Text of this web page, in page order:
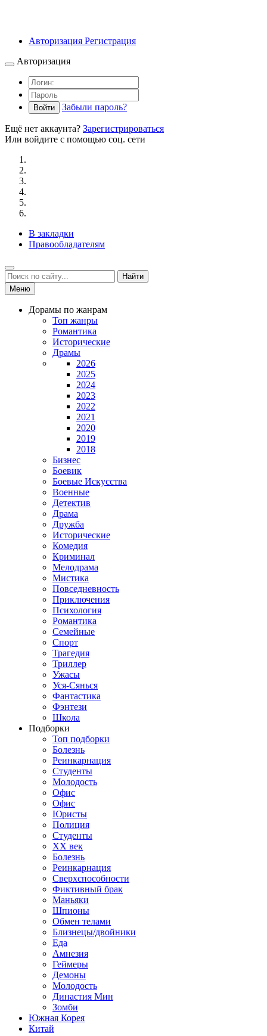
Авторизация Регистрация
Авторизация
Войти Забыли пароль?
Ещё нет аккаунта? Зарегистрироваться
Или войдите с помощью соц. сети
В закладки
Правообладателям
Найти
Меню
Дорамы по жанрам
Топ жанры
Романтика
Исторические
Драмы
2026
2025
2024
2023
2022
2021
2020
2019
2018
Бизнес
Боевик
Боевые Искусства
Военные
Детектив
Драма
Дружба
Исторические
Комедия
Криминал
Мелодрама
Мистика
Повседневность
Приключения
Психология
Романтика
Семейные
Спорт
Трагедия
Триллер
Ужасы
Уся-Сянься
Фантастика
Фэнтези
Школа
Подборки
Топ подборки
Болезнь
Реинкарнация
Студенты
Молодость
Офис
Офис
Юристы
Полиция
Студенты
ХХ век
Болезнь
Реинкарнация
Сверхспособности
Фиктивный брак
Маньяки
Шпионы
Обмен телами
Близнецы/двойники
Еда
Амнезия
Геймеры
Демоны
Молодость
Династия Мин
Зомби
Южная Корея
Китай